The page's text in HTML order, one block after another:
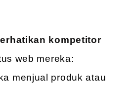
kompetitor
web mereka:
menjual produk atau